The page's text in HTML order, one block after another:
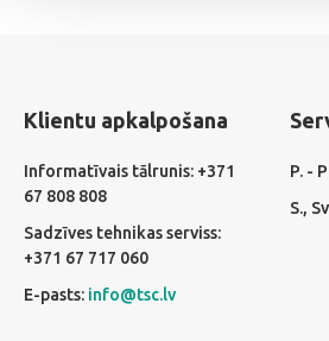
Klientu apkalpošana
Informatīvais tālrunis: +371
67 808 808
Sadzīves tehnikas serviss:
+371 67 717 060
E-pasts: info@tsc.lv
P. -
S.,